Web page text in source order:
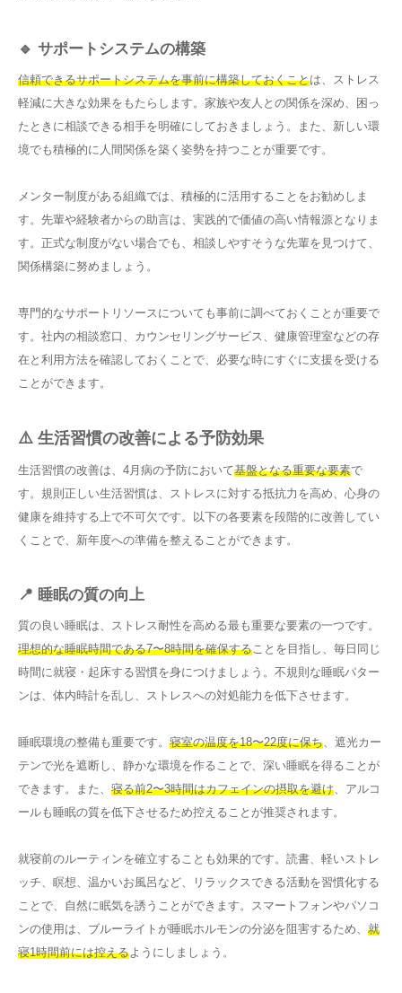
🔹 サポートシステムの構築
信頼できるサポートシステムを事前に構築しておくことは、ストレス
軽減に大きな効果をもたらします。家族や友人との関係を深め、困っ
たときに相談できる相手を明確にしておきましょう。また、新しい環
境でも積極的に人間関係を築く姿勢を持つことが重要です。
メンター制度がある組織では、積極的に活用することをお勧めしま
す。先輩や経験者からの助言は、実践的で価値の高い情報源となりま
す。正式な制度がない場合でも、相談しやすそうな先輩を見つけて、
関係構築に努めましょう。
専門的なサポートリソースについても事前に調べておくことが重要で
す。社内の相談窓口、カウンセリングサービス、健康管理室などの存
在と利用方法を確認しておくことで、必要な時にすぐに支援を受ける
ことができます。
⚠️ 生活習慣の改善による予防効果
生活習慣の改善は、4月病の予防において基盤となる重要な要素で
す。規則正しい生活習慣は、ストレスに対する抵抗力を高め、心身の
健康を維持する上で不可欠です。以下の各要素を段階的に改善してい
くことで、新年度への準備を整えることができます。
📍 睡眠の質の向上
質の良い睡眠は、ストレス耐性を高める最も重要な要素の一つです。
理想的な睡眠時間である7〜8時間を確保することを目指し、毎日同じ
時間に就寝・起床する習慣を身につけましょう。不規則な睡眠パター
ンは、体内時計を乱し、ストレスへの対処能力を低下させます。
睡眠環境の整備も重要です。 寝室の温度を18〜22度に保ち、遮光カー
テンで光を遮断し、静かな環境を作ることで、深い睡眠を得ることが
できます。また、 寝る前2〜3時間はカフェインの摂取を避け、アルコ
ールも睡眠の質を低下させるため控えることが推奨されます。
就寝前のルーティンを確立することも効果的です。読書、軽いストレ
ッチ、瞑想、温かいお風呂など、リラックスできる活動を習慣化する
ことで、自然に眠気を誘うことができます。スマートフォンやパソコ
ンの使用は、ブルーライトが睡眠ホルモンの分泌を阻害するため、 就
寝1時間前には控えるようにしましょう。